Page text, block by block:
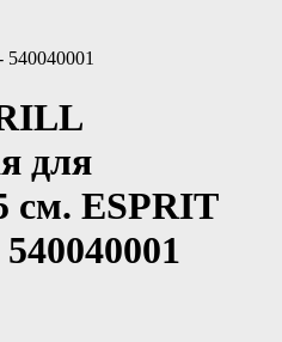
для
см. ESPRIT